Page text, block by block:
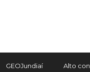
GEOJundiaí Alto